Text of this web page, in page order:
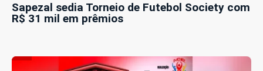
Sapezal sedia Torneio de Futebol Society com
R$ 31 mil em prêmios